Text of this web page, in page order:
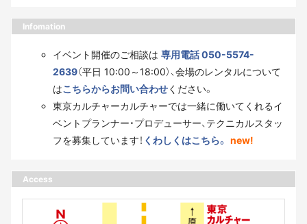
Infomation
イベント開催のご相談は 専用電話 050-5574-
2639（平日 10:00～18:00）、会場のレンタルについて
はこちらからお問い合わせください。
東京カルチャーカルチャーでは一緒に働いてくれるイ
ベントプランナー・プロデューサー、テクニカルスタッ
フを募集しています！ くわしくはこちら。 new!
Access